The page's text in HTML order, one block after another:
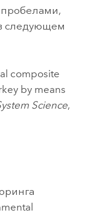
следующем
composite
by means
Science,